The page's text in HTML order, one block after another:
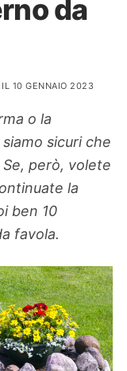
da
IL 10 GENNAIO 2023
o la
sicuri che
Se, però, volete
la
ben 10
favola.